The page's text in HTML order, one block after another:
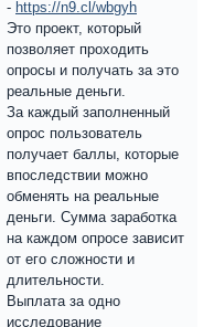
ссылке
-https://n9.cl/wbgyh
Это проект, который
позволяет проходить
опросы и получать за это
реальные деньги.
За каждый заполненный
опрос пользователь
получает баллы, которые
впоследствии можно
обменять на реальные
деньги. Сумма заработка
на каждом опросе зависит
от его сложности и
длительности.